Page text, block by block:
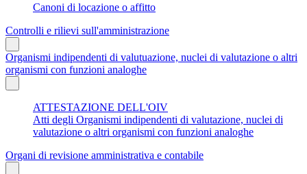
Canoni di locazione o affitto
Controlli e rilievi sull'amministrazione
Organismi indipendenti di valutuazione, nuclei di valutazione o altri
organismi con funzioni analoghe
ATTESTAZIONE DELL'OIV
Atti degli Organismi indipendenti di valutazione, nuclei di
valutazione o altri organismi con funzioni analoghe
Organi di revisione amministrativa e contabile